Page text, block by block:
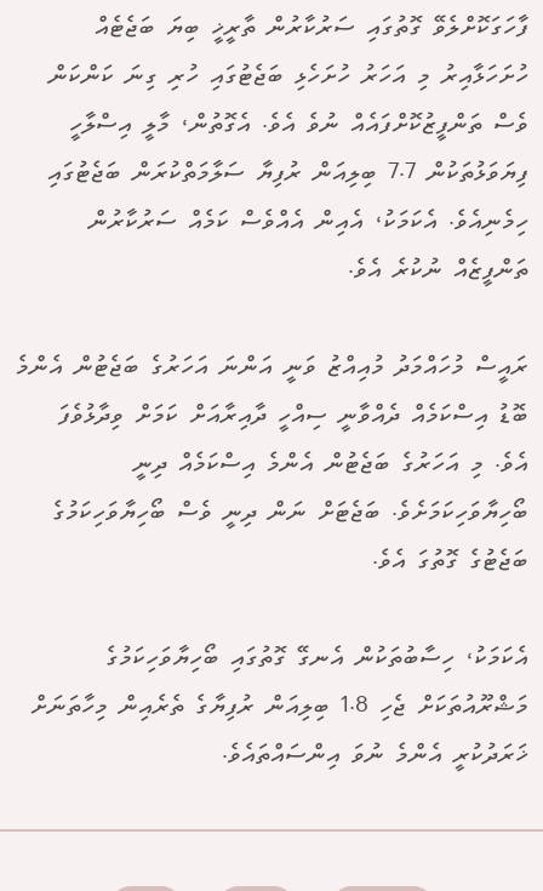
ފާހަގަކޮށްލެވޭ ގޮތުގައި ސަރުކާރުން ތާރީޚީ ބިޔަ ބަޖެޓެއް
ހުށަހަޅާއިރު މި އަހަރު ހުށަހެޅި ބަޖެޓުގައި ހުރި ގިނަ ކަންކަން
ވެސް ތަންފީޒުކޮށްފައެއް ނުވެ އެވެ. އެގޮތުން، މާލީ އިސްލާހީ
ފިޔަވަޅުތަކުން 7.7 ބިލިއަން ރުފިޔާ ސަލާމަތްކުރަން ބަޖެޓުގައި
ހިމެނިއެވެ. އެކަމަކު، އެއިން އެއްވެސް ކަމެއް ސަރުކާރުން
ތަންފީޒެއް ނުކުރެ އެވެ.
ރައީސް މުހައްމަދު މުއިއްޒު ވަނީ އަންނަ އަހަރުގެ ބަޖެޓުން އެންމެ
ބޮޑު އިސްކަމެއް ދެއްވާނީ ސިއްހީ ދާއިރާއަށް ކަމަށް ވިދާޅުވެފަ
އެވެ. މި އަހަރުގެ ބަޖެޓުން އެންމެ އިސްކަމެއް ދިނީ
ބޯހިޔާވަހިކަމަށެވެ. ބަޖެޓަށް ނަން ދިނީ ވެސް ބޯހިޔާވަހިކަމުގެ
ބަޖެޓުގެ ގޮތުގަ އެވެ.
އެކަމަކު، ހިސާބުތަކުން އެނގޭ ގޮތުގައި ބޯހިޔާވަހިކަމުގެ
މަޝްރޫއުތަކަށް ޖެހި 1.8 ބިލިއަން ރުފިޔާގެ ތެރެއިން މިހާތަނަށް
ޚަރަދުކުރީ އެންމެ ނުވަ އިންސައްތައެވެ.